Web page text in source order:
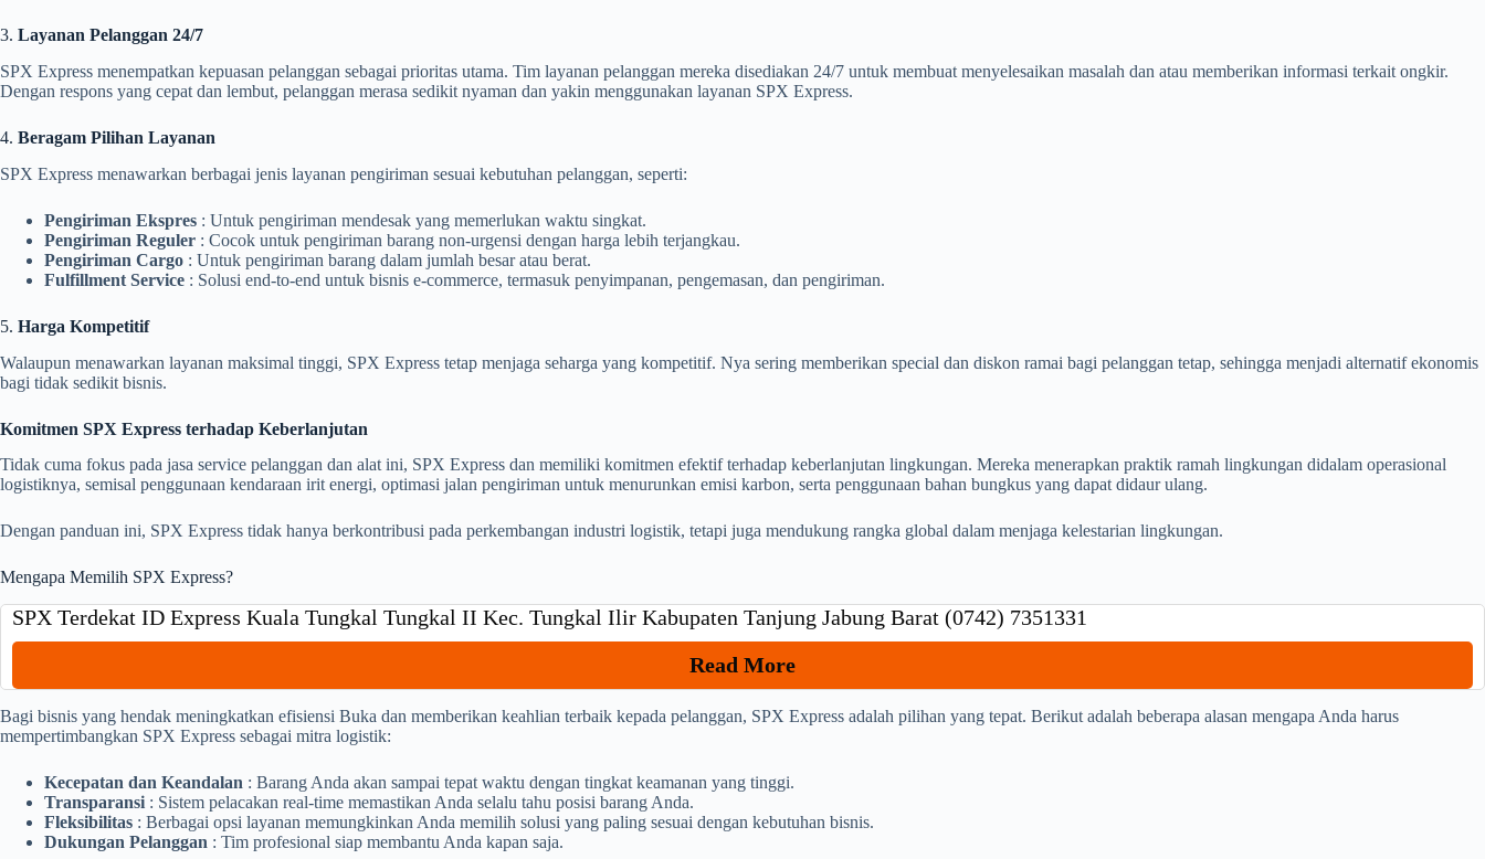
3. Layanan Pelanggan 24/7
SPX Express menempatkan kepuasan pelanggan sebagai prioritas utama. Tim layanan pelanggan mereka disediakan 24/7 untuk membuat menyelesaikan masalah dan atau memberikan informasi terkait ongkir.
Dengan respons yang cepat dan lembut, pelanggan merasa sedikit nyaman dan yakin menggunakan layanan SPX Express.
4. Beragam Pilihan Layanan
SPX Express menawarkan berbagai jenis layanan pengiriman sesuai kebutuhan pelanggan, seperti:
Pengiriman Ekspres : Untuk pengiriman mendesak yang memerlukan waktu singkat.
Pengiriman Reguler : Cocok untuk pengiriman barang non-urgensi dengan harga lebih terjangkau.
Pengiriman Cargo : Untuk pengiriman barang dalam jumlah besar atau berat.
Fulfillment Service : Solusi end-to-end untuk bisnis e-commerce, termasuk penyimpanan, pengemasan, dan pengiriman.
5. Harga Kompetitif
Walaupun menawarkan layanan maksimal tinggi, SPX Express tetap menjaga seharga yang kompetitif. Nya sering memberikan special dan diskon ramai bagi pelanggan tetap, sehingga menjadi alternatif ekonomis
bagi tidak sedikit bisnis.
Komitmen SPX Express terhadap Keberlanjutan
Tidak cuma fokus pada jasa service pelanggan dan alat ini, SPX Express dan memiliki komitmen efektif terhadap keberlanjutan lingkungan. Mereka menerapkan praktik ramah lingkungan didalam operasional
logistiknya, semisal penggunaan kendaraan irit energi, optimasi jalan pengiriman untuk menurunkan emisi karbon, serta penggunaan bahan bungkus yang dapat didaur ulang.
Dengan panduan ini, SPX Express tidak hanya berkontribusi pada perkembangan industri logistik, tetapi juga mendukung rangka global dalam menjaga kelestarian lingkungan.
Mengapa Memilih SPX Express?
SPX Terdekat ID Express Kuala Tungkal Tungkal II Kec. Tungkal Ilir Kabupaten Tanjung Jabung Barat (0742) 7351331
Read More
Bagi bisnis yang hendak meningkatkan efisiensi Buka dan memberikan keahlian terbaik kepada pelanggan, SPX Express adalah pilihan yang tepat. Berikut adalah beberapa alasan mengapa Anda harus
mempertimbangkan SPX Express sebagai mitra logistik:
Kecepatan dan Keandalan : Barang Anda akan sampai tepat waktu dengan tingkat keamanan yang tinggi.
Transparansi : Sistem pelacakan real-time memastikan Anda selalu tahu posisi barang Anda.
Fleksibilitas : Berbagai opsi layanan memungkinkan Anda memilih solusi yang paling sesuai dengan kebutuhan bisnis.
Dukungan Pelanggan : Tim profesional siap membantu Anda kapan saja.